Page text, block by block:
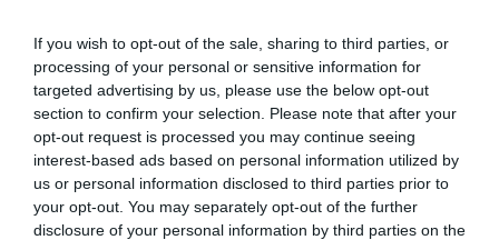
If you wish to opt-out of the sale, sharing to third parties, or
processing of your personal or sensitive information for
targeted advertising by us, please use the below opt-out
section to confirm your selection. Please note that after your
opt-out request is processed you may continue seeing
interest-based ads based on personal information utilized by
us or personal information disclosed to third parties prior to
your opt-out. You may separately opt-out of the further
disclosure of your personal information by third parties on the
Bonaccini e il mito delle barricate di Parma: quando
l’antifascismo copia il fascismo
6 Agosto 2026